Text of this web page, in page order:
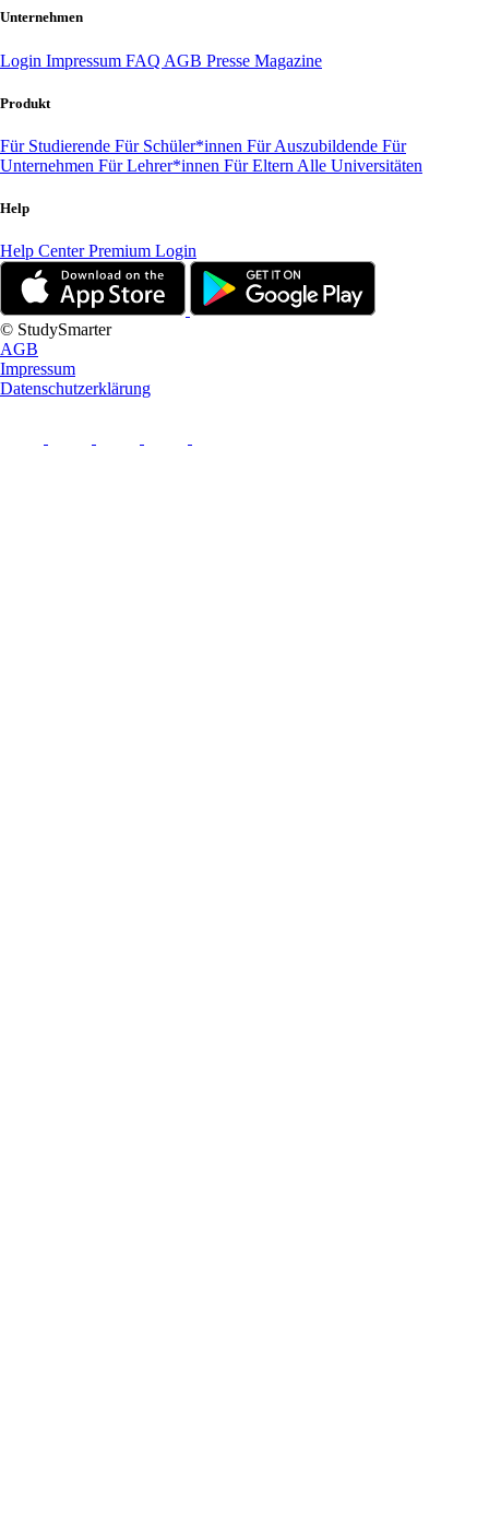
Unternehmen
Login Impressum FAQ AGB Presse Magazine
Produkt
Für Studierende Für Schüler*innen Für Auszubildende Für
Unternehmen Für Lehrer*innen Für Eltern Alle Universitäten
Help
Help CenterPremium Login
© StudySmarter
AGB
Impressum
Datenschutzerklärung